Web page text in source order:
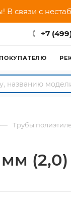
связи с
+7
ПОКУПАТЕЛЮ
— Трубы
(2,0)